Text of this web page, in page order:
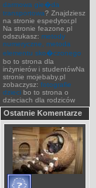
darmowa gie�da
transportowa? Znajdziesz
na stronie espedytor.pl
Na stronie feazone.pl
odszukasz: metody
numeryczne, metoda
elementu sko�czonego
bo to strona dla
inżynierów i studentówNa
stronie mojebaby.pl
zobaczysz: fotografie
dzieci bo to strona o
dzieciach dla rodziców
Ostatnie Komentarze